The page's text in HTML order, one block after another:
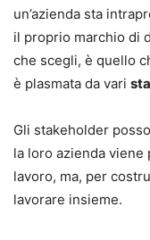
un’azienda sta
il proprio marchio di
che scegli, è quello
è plasmata da vari
Gli stakeholder
la loro azienda
lavoro, ma, per
lavorare insieme.